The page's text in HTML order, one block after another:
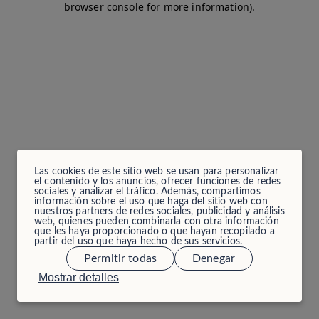
Las cookies de este sitio web se usan para personalizar
el contenido y los anuncios, ofrecer funciones de redes
sociales y analizar el tráfico. Además, compartimos
información sobre el uso que haga del sitio web con
nuestros partners de redes sociales, publicidad y análisis
web, quienes pueden combinarla con otra información
que les haya proporcionado o que hayan recopilado a
partir del uso que haya hecho de sus servicios.
Mostrar detalles
Permitir todas Denegar
browser console for more information).